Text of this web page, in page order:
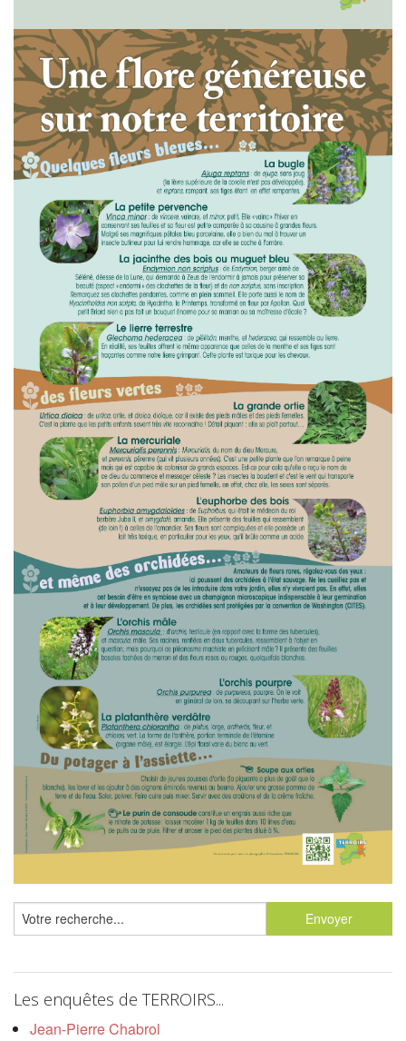
Les enquêtes de TERROIRS...
Jean-Pierre Chabrol